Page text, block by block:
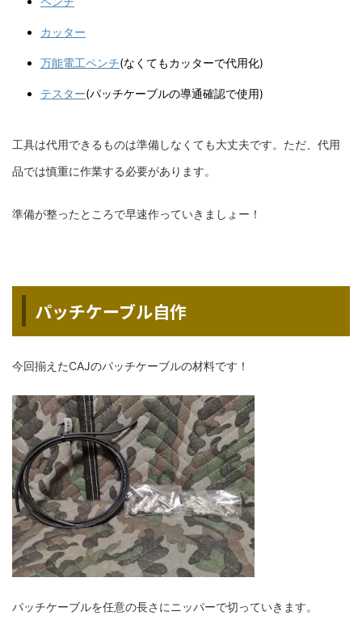
カッター
万能電工ペンチ(なくてもカッターで代用化)
テスター(パッチケーブルの導通確認で使用)
工具は代用できるものは準備しなくても大丈夫です。ただ、代用
品では慎重に作業する必要があります。
準備が整ったところで早速作っていきましょー！
パッチケーブル自作
今回揃えたCAJのパッチケーブルの材料です！
パッチケーブルを任意の長さにニッパーで切っていきます。